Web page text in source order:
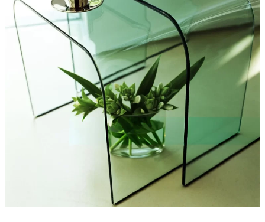
objetos
metacrilato